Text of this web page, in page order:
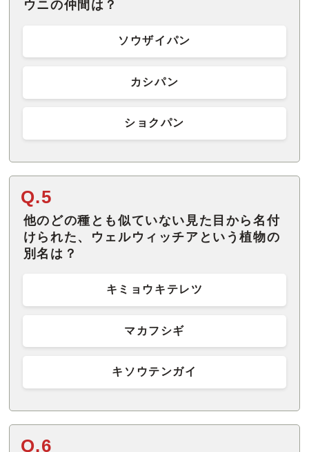
ウニの仲間は？
ソウザイパン
カシパン
ショクパン
Q.5
他のどの種とも似ていない見た目から名付
けられた、ウェルウィッチアという植物の
別名は？
キミョウキテレツ
マカフシギ
キソウテンガイ
Q.6